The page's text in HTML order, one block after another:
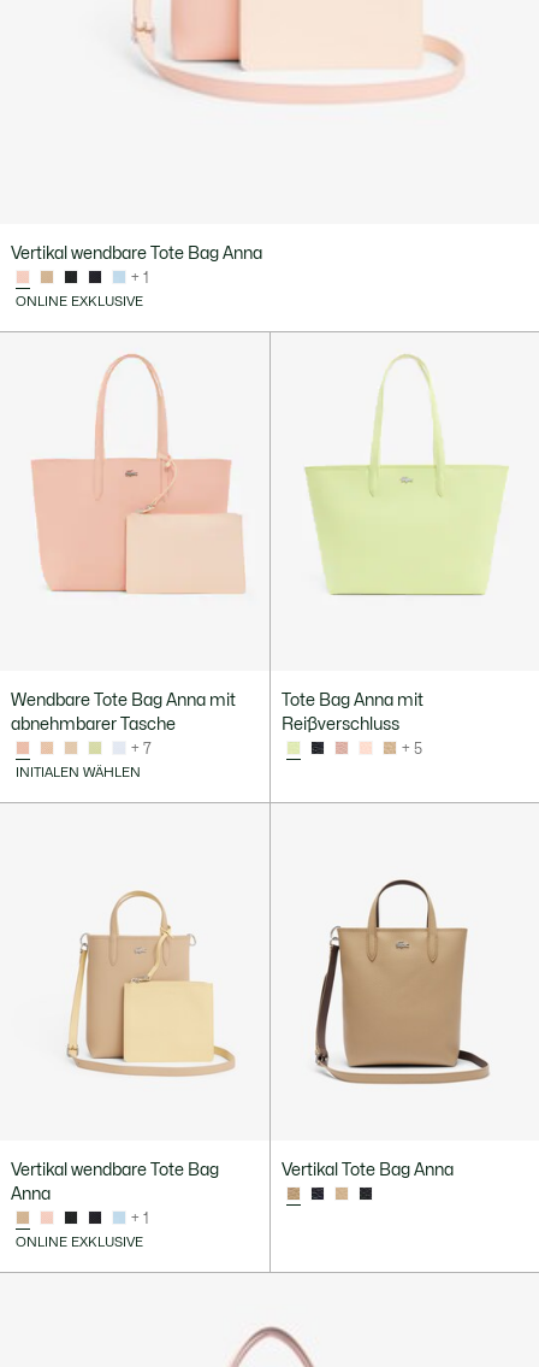
Vertikal wendbare Tote Bag Anna
+ 1
ONLINE EXKLUSIVE
Wendbare Tote Bag Anna mit
abnehmbarer Tasche
+ 7
INITIALEN WÄHLEN
Tote Bag Anna mit
Reißverschluss
+ 5
Vertikal wendbare Tote Bag
Anna
+ 1
ONLINE EXKLUSIVE
Vertikal Tote Bag Anna